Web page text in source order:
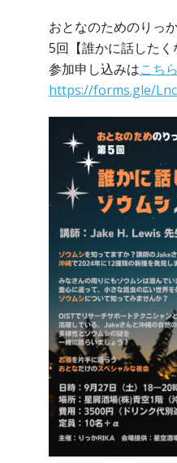
おとなのためのりっ
5回【誰かに話した
参加申し込みはこちら
https://forms.gle/